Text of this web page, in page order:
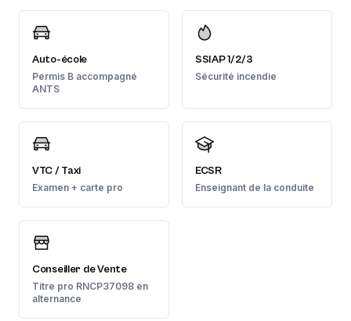
Auto-école
Permis B accompagné
ANTS
SSIAP 1/2/3
Sécurité incendie
VTC / Taxi
Examen + carte pro
ECSR
Enseignant de la conduite
Conseiller de Vente
Titre pro RNCP37098 en
alternance